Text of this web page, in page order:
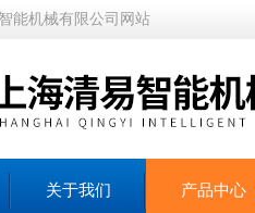
能机械有限公司网站
关于我们 产品中心